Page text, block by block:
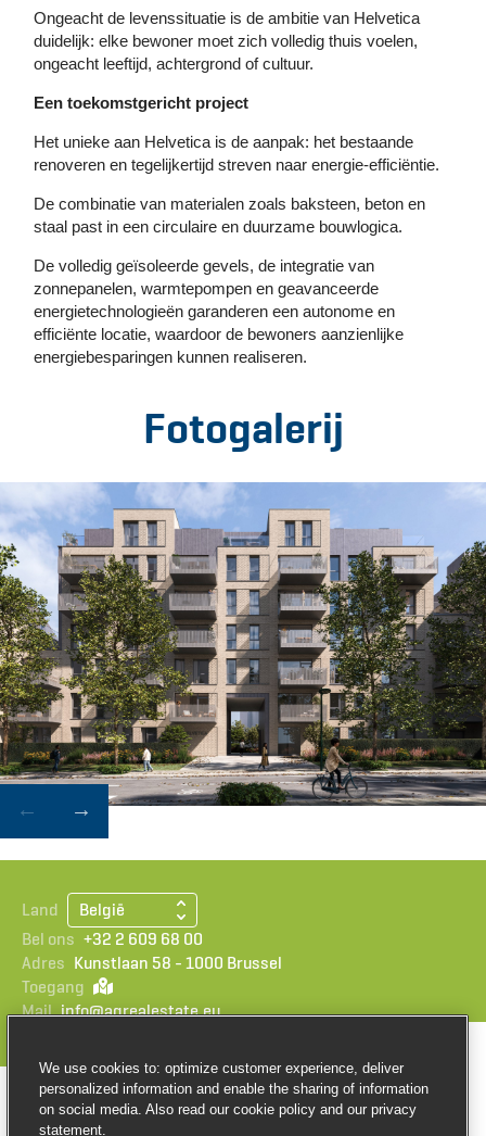
Ongeacht de levenssituatie is de ambitie van Helvetica
duidelijk: elke bewoner moet zich volledig thuis voelen,
ongeacht leeftijd, achtergrond of cultuur.
Een toekomstgericht project
Het unieke aan Helvetica is de aanpak: het bestaande
renoveren en tegelijkertijd streven naar energie-efficiëntie.
De combinatie van materialen zoals baksteen, beton en
staal past in een circulaire en duurzame bouwlogica.
De volledig geïsoleerde gevels, de integratie van
zonnepanelen, warmtepompen en geavanceerde
energietechnologieën garanderen een autonome en
efficiënte locatie, waardoor de bewoners aanzienlijke
energiebesparingen kunnen realiseren.
Fotogalerij
Land
België
Bel ons +32 2 609 68 00
Adres Kunstlaan 58 - 1000 Brussel
Toegang
Mail info@agrealestate.eu
© Copyright AG Real Estate
We use cookies to: optimize customer experience, deliver
personalized information and enable the sharing of information
on social media. Also read our cookie policy and our privacy
statement.